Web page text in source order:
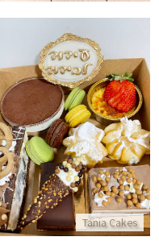
Tania Cakes
מארז מתנה עידוד לבידוד
התקשר/י